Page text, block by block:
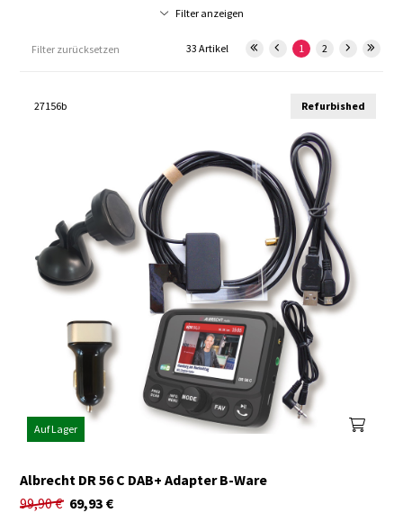
Filter anzeigen
Filter zurücksetzen 1 2
33 Artikel
Refurbished
27156b
Auf Lager
Albrecht DR 56 C DAB+ Adapter B-Ware
99,90€ €
69,93